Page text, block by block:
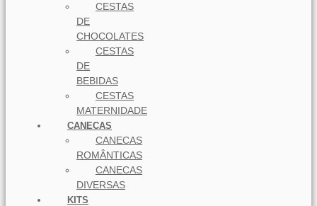
CESTAS
DE
CHOCOLATES
CESTAS
DE
BEBIDAS
CESTAS
MATERNIDADE
CANECAS
CANECAS
ROMÂNTICAS
CANECAS
DIVERSAS
KITS